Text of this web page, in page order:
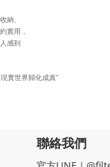
納、
實用，
感到
實世界歸化成真”
聯絡我們